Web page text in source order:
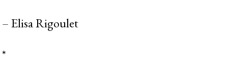
– Elisa Rigoulet
*